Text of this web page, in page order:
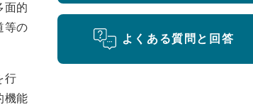
面的
等の
行
機能
よくある質問と回答